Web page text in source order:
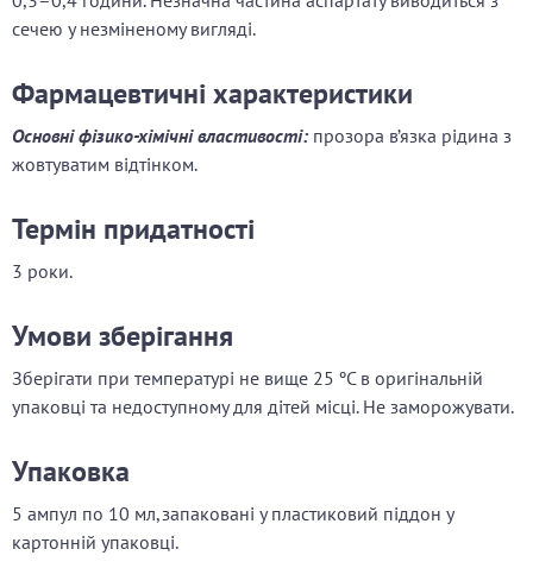
сечею у незміненому вигляді.
Фармацевтичні характеристики
Основні фізико-хімічні властивості: прозора в’язка рідина з
жовтуватим відтінком.
Термін придатності
3 роки.
Умови зберігання
Зберігати при температурі не вище 25 ºС в оригінальній
упаковці та недоступному для дітей місці. Не заморожувати.
Упаковка
5 ампул по 10 мл,запаковані у пластиковий піддон у
картонній упаковці.